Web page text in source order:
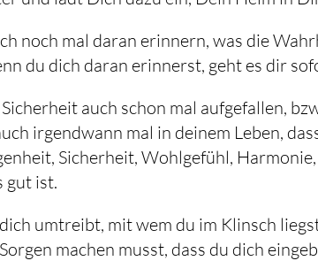
noch mal daran erinnern, was die
du dich daran erinnerst, geht es dir
auch schon mal aufgefallen,
irgendwann mal in deinem Leben,
Sicherheit, Wohlgefühl,
gut ist.
umtreibt, mit wem du im Klinsch
machen musst, dass du dich